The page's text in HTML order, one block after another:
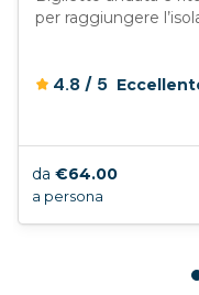
per raggiungere
4.8 / 5
da €64.00
a persona